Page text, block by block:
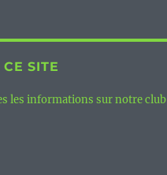
SITE
les informations sur notre club